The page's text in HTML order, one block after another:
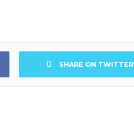
SHARE ON TWITTER